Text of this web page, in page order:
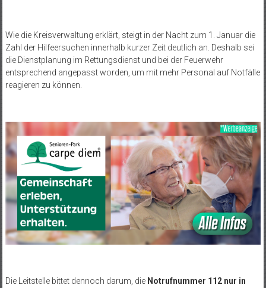
Wie die Kreisverwaltung erklärt, steigt in der Nacht zum 1. Januar die
Zahl der Hilfeersuchen innerhalb kurzer Zeit deutlich an. Deshalb sei
die Dienstplanung im Rettungsdienst und bei der Feuerwehr
entsprechend angepasst worden, um mit mehr Personal auf Notfälle
reagieren zu können.
Die Leitstelle bittet dennoch darum, die Notrufnummer 112 nur in